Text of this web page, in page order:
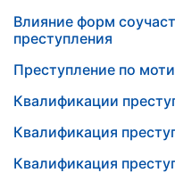
Влияние форм
преступления
Преступление по
Квалификации
Квалификация
Квалификация